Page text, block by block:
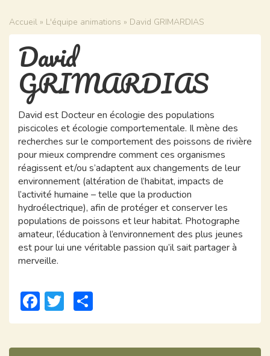
Accueil » L'équipe animations » David GRIMARDIAS
David
GRIMARDIAS
David est Docteur en écologie des populations
piscicoles et écologie comportementale. Il mène des
recherches sur le comportement des poissons de rivière
pour mieux comprendre comment ces organismes
réagissent et/ou s’adaptent aux changements de leur
environnement (altération de l’habitat, impacts de
l’activité humaine – telle que la production
hydroélectrique), afin de protéger et conserver les
populations de poissons et leur habitat. Photographe
amateur, l’éducation à l’environnement des plus jeunes
est pour lui une véritable passion qu’il sait partager à
merveille.
Facebook
Twitter